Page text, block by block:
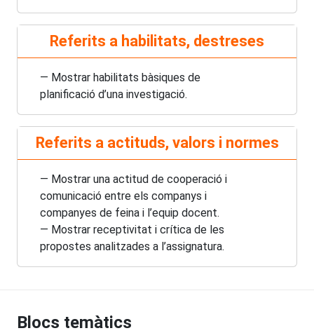
Referits a habilitats, destreses
— Mostrar habilitats bàsiques de
planificació d’una investigació.
Referits a actituds, valors i normes
— Mostrar una actitud de cooperació i
comunicació entre els companys i
companyes de feina i l’equip docent.
— Mostrar receptivitat i crítica de les
propostes analitzades a l’assignatura.
Blocs temàtics